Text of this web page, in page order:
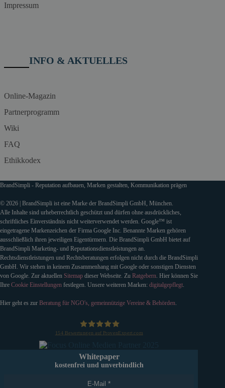
Impressum
INFO & AKTUELLES
Online-Magazin
Partnerprogramm
Wiki
FAQ
Ethikkodex
BrandSimpli - Reputation aufbauen, Marken gestalten, Kommunikation prägen
© 2026 | BrandSimpli ist eine Marke der BrandSimpli GmbH, München.
Alle Inhalte sind urheberrechtlich geschützt und dürfen ohne ausdrückliches,
schriftliches Einverständnis nicht weiterverwendet werden. Google™ ist
eingetragene Markenzeichen der Firma Google Inc. Benannte Marken gehören
ausschließlich ihren jeweiligen Eigentürmern. Die BrandSimpli GmbH bietet auf
BrandSimpli Marketing- und Reputationsdienstleistungen an.
Rechtsdienstleistungen und Rechtsberatungen erfolgen nicht durch die BrandSimpli
GmbH. Wir stehen in keinem Zusammenhang mit Google oder sonstigen Diensten
von Google. Zur aktuellen Sitemap dieser Webseite. Zu Ratgebern. Hier können Sie
Ihre Cookie Einstellungen festlegen. Unsere weiteren Marken: digitalgepflegt.
Hier geht es zur Beratung für NGO's, gemeinnützige Vereine & Behörden.
154 Bewertungen auf ProvenExpert.com
Whitepaper
kostenfrei und unverbindlich
E-Mail